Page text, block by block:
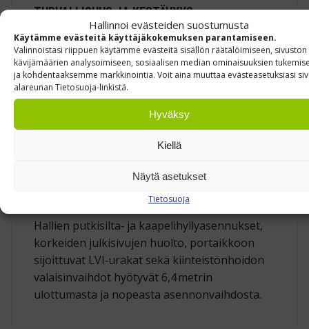
Hallinnoi evästeiden suostumusta
Käytämme evästeitä käyttäjäkokemuksen parantamiseen.
Valinnoistasi riippuen käytämme evästeitä sisällön räätälöimiseen, sivuston
kävijämäärien analysoimiseen, sosiaalisen median ominaisuuksien
ja kohdentaaksemme markkinointia. Voit aina muuttaa evästeasetuksiasi
alareunan Tietosuoja-linkistä.
Hyväksy
Kiellä
Näytä asetukset
Tietosuoja
TURVALLISUUS JA KESTÄVYYS
Eloksoitu alumiinirunko hylkii likaa ja
korroosiota.
Rihlattujen askelmien syvä profiili parantaa
pitoa pölyisillä ja öljyisillä pinnoilla.
Automaattinen turvalukitus varmistaa, että
TYYPILLISET KÄYTTÖKOHTEET
Hallien putkisilta‑ ja kaapelihyllyasennukset,
korkeiden julkisivujen huolto, portaikkoon
sijoittuvat LVI‑urakat sekä kiinteistönhoidon
valaisinvaihdot hyötyvät 6,4 metrin
ulottumasta ja nopeasta asennonvaihdosta.